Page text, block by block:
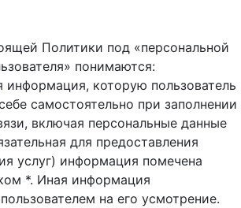
Политики под «персональной
понимаются:
информация, которую пользователь
самостоятельно при заполнении
включая персональные данные
для предоставления
услуг) информация помечена
*. Иная информация
на его усмотрение.